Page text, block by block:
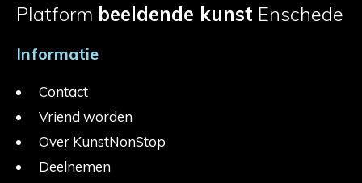
Platform beeldende kunst Enschede
Informatie
Contact
Vriend worden
Over KunstNonStop
Deelnemen